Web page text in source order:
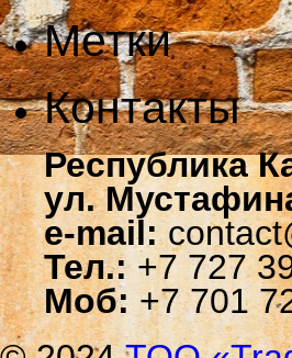
Метки
Контакты
Республика
ул.
e-mail:
Тел.:+7 727
Моб: +7 701